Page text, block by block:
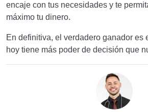
encaje con tus necesidades y te
máximo tu dinero.
En definitiva, el verdadero ganador es
hoy tiene más poder de decisión que